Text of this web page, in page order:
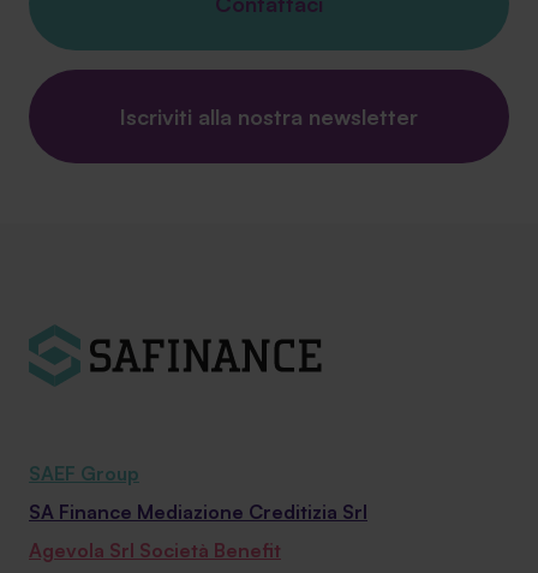
Iscriviti alla nostra newsletter
SAEF Group
SA Finance Mediazione Creditizia Srl
Agevola Srl Società Benefit